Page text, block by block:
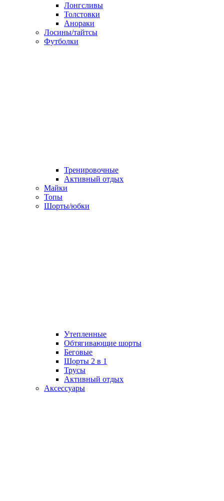
Лонгсливы
Толстовки
Анораки
Лосины/тайтсы
Футболки
Тренировочные
Активный отдых
Майки
Топы
Шорты/юбки
Утепленные
Обтягивающие шорты
Беговые
Шорты 2 в 1
Трусы
Активный отдых
Аксессуары